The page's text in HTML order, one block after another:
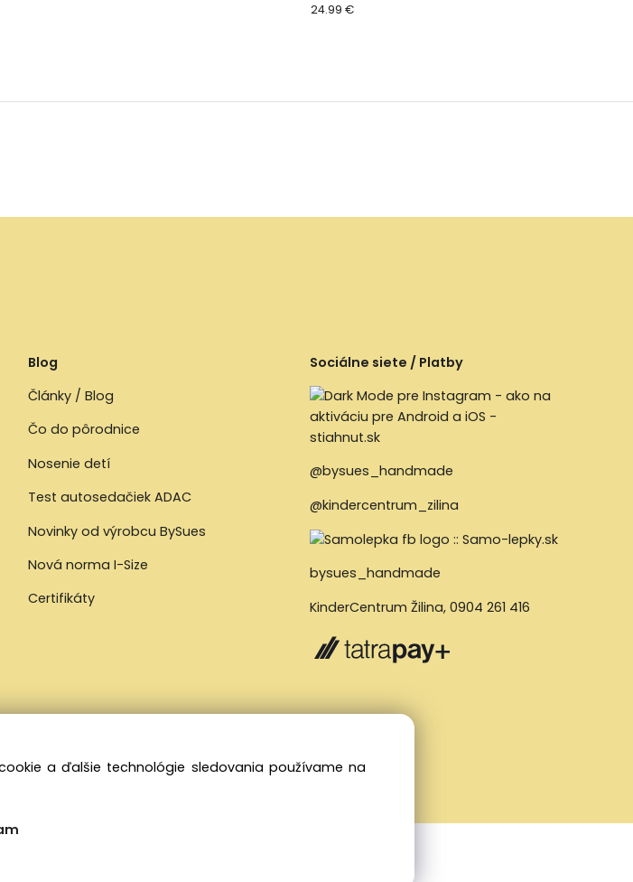
24.99 €
Blog
Články / Blog
Čo do pôrodnice
Nosenie detí
Test autosedačiek ADAC
Novinky od výrobcu BySues
Nová norma I-Size
Certifikáty
Sociálne siete / Platby
@bysues_handmade
@kindercentrum_zilina
bysues_handmade
KinderCentrum Žilina,0904 261 416
a ďalšie technológie sledovania používame na